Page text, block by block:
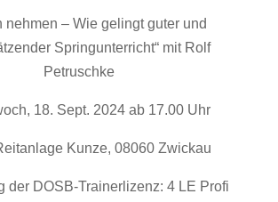
nehmen – Wie gelingt guter und
Springunterricht“ mit Rolf
Petruschke
18. Sept. 2024 ab 17.00 Uhr
Kunze, 08060 Zwickau
der DOSB-Trainerlizenz: 4 LE Profi